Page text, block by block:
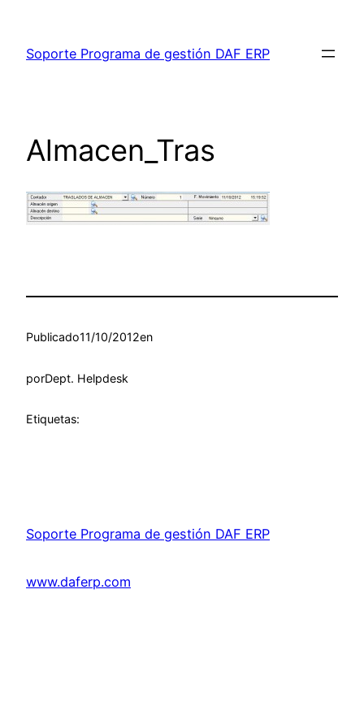
contenido
Soporte Programa de gestión DAF ERP
Almacen_Tras
Publicado11/10/2012en
porDept. Helpdesk
Etiquetas:
Soporte Programa de gestión DAF ERP
www.daferp.com